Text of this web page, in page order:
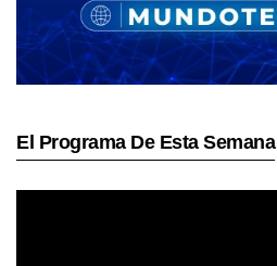
El Programa De Esta Semana